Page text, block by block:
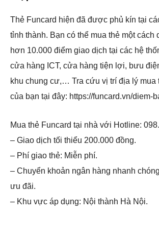
Thẻ Funcard hiện đã được phủ kín tại
tỉnh thành. Bạn có thể mua thẻ một cách
hơn 10.000 điểm giao dịch tại các hệ
cửa hàng ICT, cửa hàng tiện lợi, bưu
khu chung cư,… Tra cứu vị trí địa lý mua
của bạn tại đây: https://funcard.vn/diem-
Mua thẻ Funcard tại nhà với Hotline:
– Giao dịch tối thiểu 200.000 đồng.
– Phí giao thẻ: Miễn phí.
– Chuyển khoản ngân hàng nhanh
ưu đãi.
– Khu vực áp dụng: Nội thành Hà Nội.